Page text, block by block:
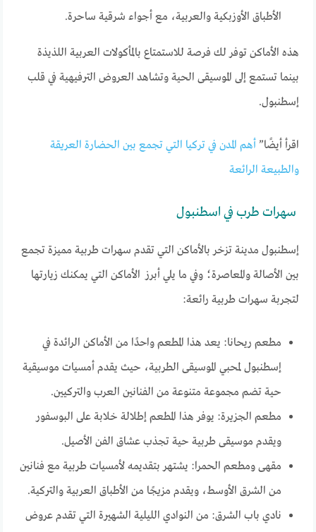
الأطباق الأوزبكية والعربية، مع أجواء شرقية ساحرة.
هذه الأماكن توفر لك فرصة للاستمتاع بالمأكولات العربية اللذيذة
بينما تستمع إلى الموسيقى الحية وتشاهد العروض الترفيهية في قلب
إسطنبول.
اقرأ أيضًا” أهم المدن في تركيا التي تجمع بين الحضارة العريقة
والطبيعة الرائعة
سهرات طرب في اسطنبول
إسطنبول مدينة تزخر بالأماكن التي تقدم سهرات طربية مميزة تجمع
بين الأصالة والمعاصرة؛ وفي ما يلي أبرز الأماكن التي يمكنك زيارتها
لتجربة سهرات طربية رائعة:
مطعم ريحانا: يعد هذا المطعم واحدًا من الأماكن الرائدة في
إسطنبول لمحبي الموسيقى الطربية، حيث يقدم أمسيات موسيقية
حية تضم مجموعة متنوعة من الفنانين العرب والتركيين.
مطعم الجزيرة: يوفر هذا المطعم إطلالة خلابة على البوسفور
ويقدم موسيقى طربية حية تجذب عشاق الفن الأصيل.
مقهى ومطعم الحمرا: يشتهر بتقديمه لأمسيات طربية مع فنانين
من الشرق الأوسط، ويقدم مزيجًا من الأطباق العربية والتركية.
نادي باب الشرق: من النوادي الليلية الشهيرة التي تقدم عروض